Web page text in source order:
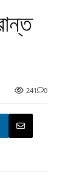
241
0